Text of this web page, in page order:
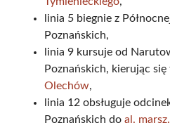
linia 5 biegnie z
Poznańskich,
linia 9 kursuje od
Poznańskich, kierując
Olechów,
linia 12 obsługuje
Poznańskich do al.